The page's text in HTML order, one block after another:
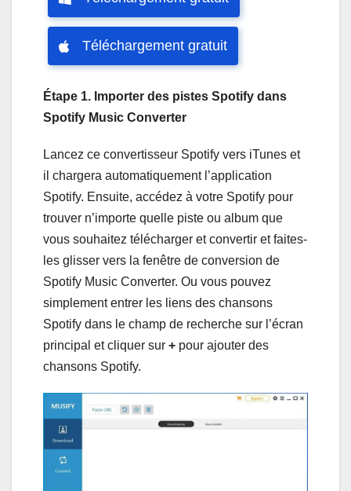
Téléchargement gratuit
Étape 1. Importer des pistes Spotify dans
Spotify Music Converter
Lancez ce convertisseur Spotify vers iTunes et
il chargera automatiquement l’application
Spotify. Ensuite, accédez à votre Spotify pour
trouver n’importe quelle piste ou album que
vous souhaitez télécharger et convertir et faites-
les glisser vers la fenêtre de conversion de
Spotify Music Converter. Ou vous pouvez
simplement entrer les liens des chansons
Spotify dans le champ de recherche sur l’écran
principal et cliquer sur + pour ajouter des
chansons Spotify.